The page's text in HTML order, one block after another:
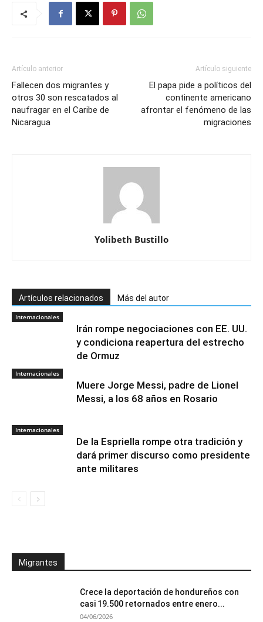
Artículo anterior
Fallecen dos migrantes y
otros 30 son rescatados al
naufragar en el Caribe de
Nicaragua
Artículo siguiente
El papa pide a políticos del
continente americano
afrontar el fenómeno de las
migraciones
Yolibeth Bustillo
Artículos relacionados Más del autor
Internacionales
Irán rompe negociaciones con EE. UU.
y condiciona reapertura del estrecho
de Ormuz
Internacionales
Muere Jorge Messi, padre de Lionel
Messi, a los 68 años en Rosario
Internacionales
De la Espriella rompe otra tradición y
dará primer discurso como presidente
ante militares
Migrantes
Crece la deportación de hondureños con
casi 19.500 retornados entre enero...
04/06/2026